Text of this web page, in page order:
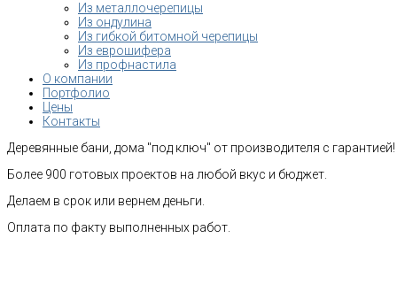
Из металлочерепицы
Из ондулина
Из гибкой битомной черепицы
Из еврошифера
Из профнастила
О компании
Портфолио
Цены
Контакты
Деревянные бани, дома "под ключ" от производителя с гарантией!
Более 900 готовых проектов на любой вкус и бюджет.
Делаем в срок или вернем деньги.
Оплата по факту выполненных работ.